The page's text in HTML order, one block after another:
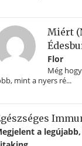
Miért
Flor
Még
mint a nyers ré...
a